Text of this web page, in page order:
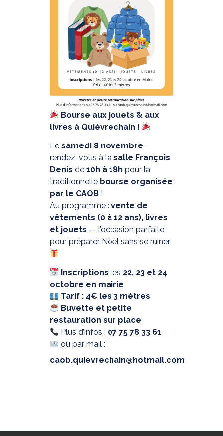
Bourse aux jouets & aux
livres à Quiévrechain !
Le samedi 8 novembre,
rendez-vous à la salle François
Denis de 10h à 18h pour la
traditionnelle bourse organisée
par le CAOB!
Au programme : vente de
vêtements (0 à 12 ans), livres
et jouets — l’occasion parfaite
pour préparer Noël sans se ruiner
Inscriptions les 22, 23 et 24
octobre en mairie
Tarif : 4€ les 3 mètres
Buvette et petite
restauration sur place
Plus d’infos : 07 75 78 33 61
ou par mail :
caob.quievrechain@hotmail.com